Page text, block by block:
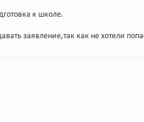
к школе.
заявление,так как не хотели